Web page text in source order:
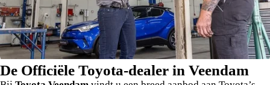
De Officiële Toyota-dealer in Veendam